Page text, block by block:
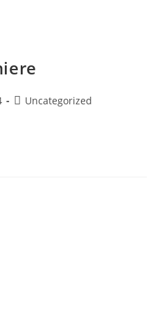
Uncategorized